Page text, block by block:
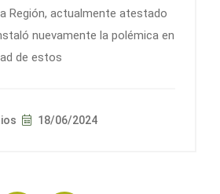
Región, actualmente atestado
nuevamente la polémica en
de estos
18/06/2024